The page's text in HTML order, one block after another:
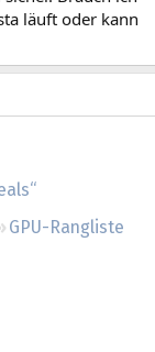
GPU-Rangliste
läuft oder kann